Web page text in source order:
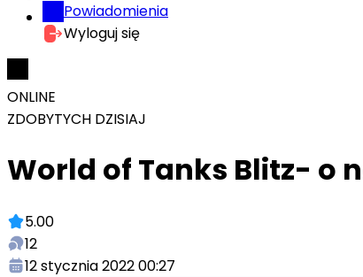
Powiadomienia
Wyloguj się
ONLINE
ZDOBYTYCH DZISIAJ
World of Tanks Blitz- o
5.00
12
12 stycznia 2022 00:27